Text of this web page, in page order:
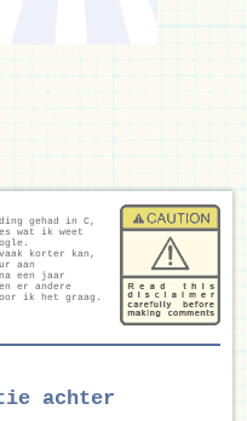
gehad in C,
wat ik weet
korter kan,
aan
een jaar
er andere
ik het graag.
achter